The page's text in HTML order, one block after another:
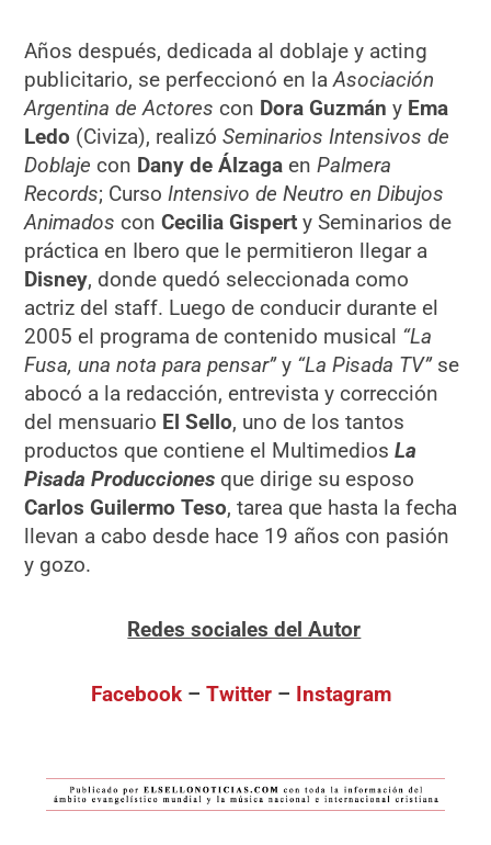
Años después, dedicada al doblaje y acting
publicitario, se perfeccionó en laAsociación
Argentina de Actores con Dora Guzmán y Ema
Ledo (Civiza), realizóSeminarios Intensivos de
Doblaje con Dany de Álzaga enPalmera
Records; CursoIntensivo de Neutro en Dibujos
Animados conCecilia Gispert y Seminarios de
práctica en Ibero que le permitieron llegar a
Disney, donde quedó seleccionada como
actriz del staff. Luego de conducir durante el
2005 el programa de contenido musical “La
Fusa, una nota para pensar”y “La Pisada TV”se
abocó a la redacción, entrevista y corrección
del mensuario El Sello, uno de los tantos
productos que contiene el MultimediosLa
Pisada Producciones que dirige su esposo
Carlos Guilermo Teso, tarea que hasta la fecha
llevan a cabo desde hace 19 años con pasión
y gozo.
Redes sociales del Autor
Facebook –Twitter – Instagram